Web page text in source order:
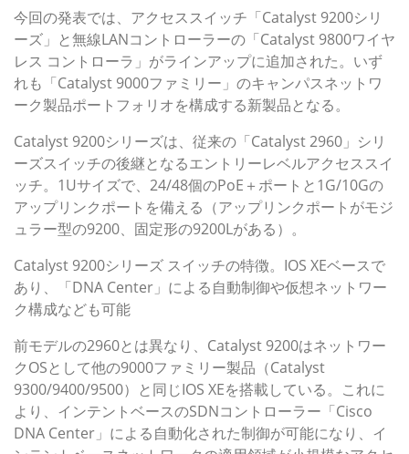
今回の発表では、アクセススイッチ「Catalyst 9200シリ
ーズ」と無線LANコントローラーの「Catalyst 9800ワイヤ
レス コントローラ」がラインアップに追加された。いず
れも「Catalyst 9000ファミリー」のキャンパスネットワ
ーク製品ポートフォリオを構成する新製品となる。
Catalyst 9200シリーズは、従来の「Catalyst 2960」シリ
ーズスイッチの後継となるエントリーレベルアクセススイ
ッチ。1Uサイズで、24/48個のPoE＋ポートと1G/10Gの
アップリンクポートを備える（アップリンクポートがモジ
ュラー型の9200、固定形の9200Lがある）。
Catalyst 9200シリーズ スイッチの特徴。IOS XEベースで
あり、「DNA Center」による自動制御や仮想ネットワー
ク構成なども可能
前モデルの2960とは異なり、Catalyst 9200はネットワー
クOSとして他の9000ファミリー製品（Catalyst
9300/9400/9500）と同じIOS XEを搭載している。これに
より、インテントベースのSDNコントローラー「Cisco
DNA Center」による自動化された制御が可能になり、イ